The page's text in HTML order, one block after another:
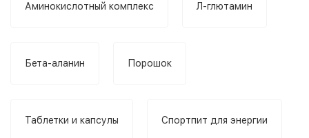
Аминокислотный комплекс Л-глютамин
Бета-аланин Порошок
Таблетки и капсулы Спортпит для энергии